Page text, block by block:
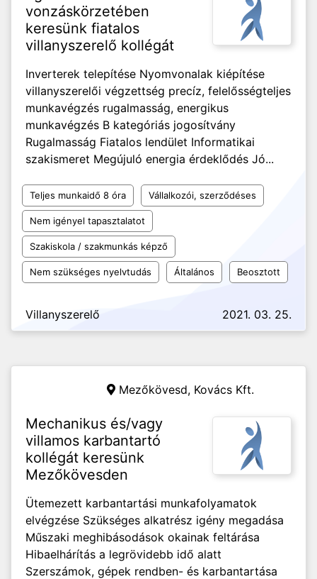
vonzáskörzetében
keresünk fiatalos
villanyszerelő kollégát
Inverterek telepítése Nyomvonalak kiépítése
villanyszerelői végzettség precíz, felelősségteljes
munkavégzés rugalmasság, energikus
munkavégzés B kategóriás jogosítvány
Rugalmasság Fiatalos lendület Informatikai
szakismeret Megújuló energia érdeklődés Jó...
Teljes munkaidő 8 óra Vállalkozói, szerződéses
Nem igényel tapasztalatot
Szakiskola / szakmunkás képző
Nem szükséges nyelvtudás Általános Beosztott
Villanyszerelő 2021. 03. 25.
Mezőkövesd, Kovács Kft.
Mechanikus és/vagy
villamos karbantartó
kollégát keresünk
Mezőkövesden
Ütemezett karbantartási munkafolyamatok
elvégzése Szükséges alkatrész igény megadása
Műszaki meghibásodások okainak feltárása
Hibaelhárítás a legrövidebb idő alatt
Szerszámok, gépek rendben- és karbantartása